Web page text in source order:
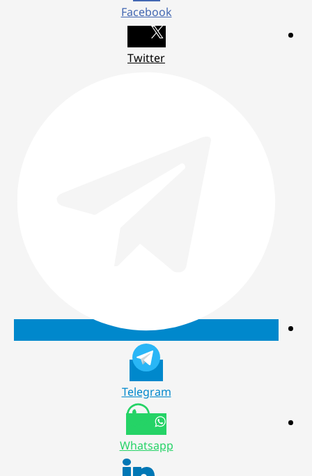
Facebook
Twitter
Telegram
Whatsapp